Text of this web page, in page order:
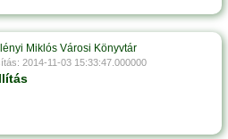
Miklós Városi Könyvtár
2014-11-03 15:33:47.000000